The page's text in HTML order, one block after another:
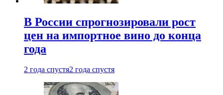
В России спрогнозировали рост
цен на импортное вино до конца
года
2 года спустя2 года спустя